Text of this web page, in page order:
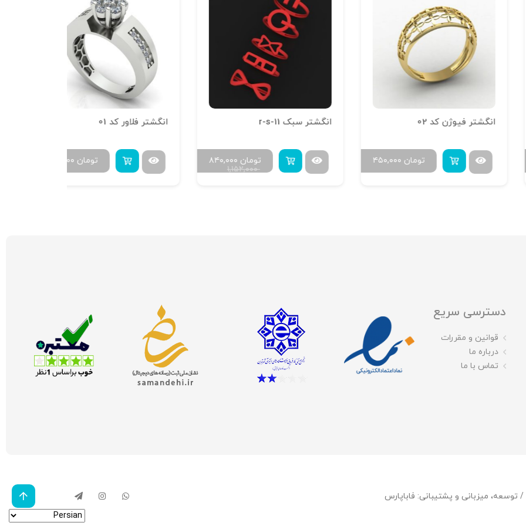
فیوژن کد 02
۴۵۰,۰۰۰ تومان
انگشتر سبک r-s-11
۱,۱۵۲,۰۰۰
۸۴۰,۰۰۰ تومان
انگشتر فلاور کد 01
۲۸۸,۰۰۰ تومان
دسترسی سریع
قوانین و مقررات
درباره ما
تماس با ما
فاباپارس